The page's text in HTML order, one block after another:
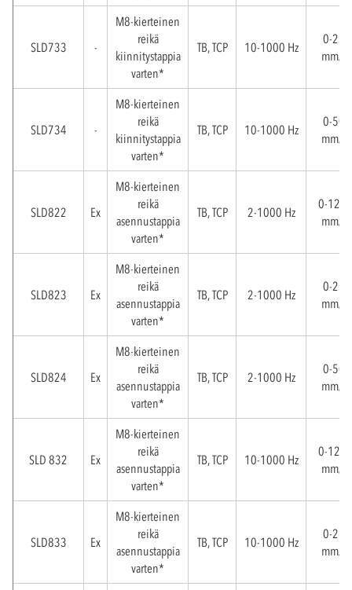
SLD733 -
M8-kierteinen
reikä
kiinnitystappia
varten*
TB, TCP 10-1000 Hz
0-25
mm/s
SLD734 -
M8-kierteinen
reikä
kiinnitystappia
varten*
TB, TCP 10-1000 Hz
0-50
mm/s
SLD822 Ex
M8-kierteinen
reikä
asennustappia
varten*
TB, TCP 2-1000 Hz
0-12,5
mm/s
SLD823 Ex
M8-kierteinen
reikä
asennustappia
varten*
TB, TCP 2-1000 Hz
0-25
mm/s
SLD824 Ex
M8-kierteinen
reikä
asennustappia
varten*
TB, TCP 2-1000 Hz
0-50
mm/s
SLD 832 Ex
M8-kierteinen
reikä
asennustappia
varten*
TB, TCP 10-1000 Hz
0-12,5
mm/s
SLD833 Ex
M8-kierteinen
reikä
asennustappia
varten*
TB, TCP 10-1000 Hz
0-25
mm/s